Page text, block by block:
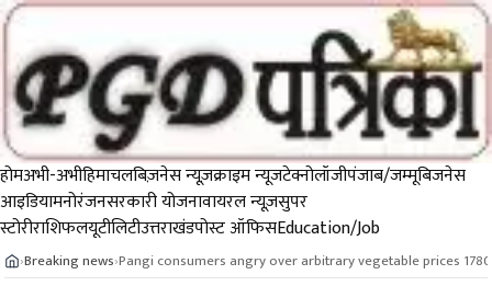
होमअभी-अभीहिमाचलबिज़नेस न्यूज़क्राइम न्यूजटेक्नोलॉजीपंजाब/जम्मूबिजनेस
आइडियामनोरंजनसरकारी योजनावायरल न्यूज़सुपर
स्टोरीराशिफलयूटीलिटीउत्तराखंडपोस्ट ऑफिसEducation/Job
›Breaking news›Pangi consumers angry over arbitrary vegetable prices